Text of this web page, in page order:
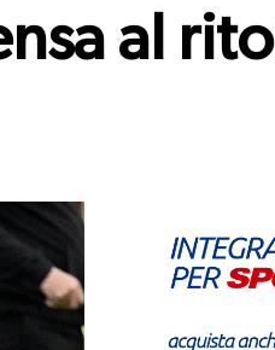
al